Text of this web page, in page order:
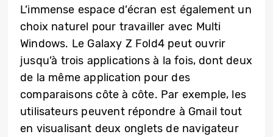
L’immense espace d’écran est également un
choix naturel pour travailler avec Multi
Windows. Le Galaxy Z Fold4 peut ouvrir
jusqu’à trois applications à la fois, dont deux
de la même application pour des
comparaisons côte à côte. Par exemple, les
utilisateurs peuvent répondre à Gmail tout
en visualisant deux onglets de navigateur